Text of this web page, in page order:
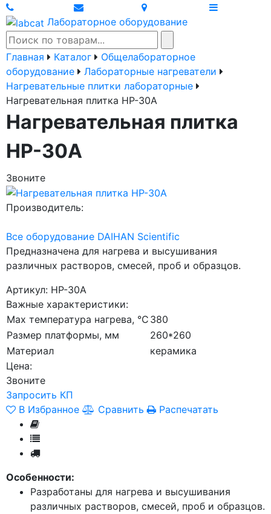
Лабораторное оборудование
Главная Каталог
Общелабораторное
оборудование
Лабораторные нагреватели
Нагревательные плитки лабораторные
Нагревательная плитка HP-30A
Нагревательная плитка
HP-30A
Звоните
Производитель:
Все оборудование DAIHAN Scientific
Предназначена для нагрева и высушивания
различных растворов, смесей, проб и образцов.
Артикул: HP-30A
Важные характеристики:
Мах температура нагрева, °C 380
Размер платформы, мм
260*260
Материал
керамика
Цена:
Звоните
Запросить КП
В Избранное
Сравнить Распечатать
Особенности:
Разработаны для нагрева и высушивания
различных растворов, смесей, проб и образцов.